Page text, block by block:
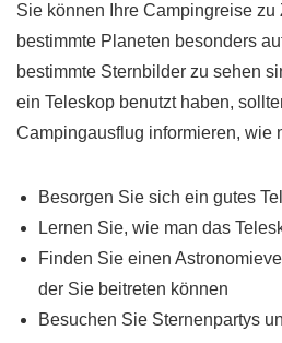
Sie können Ihre Campingreise
bestimmte Planeten besonders
bestimmte Sternbilder zu sehen
ein Teleskop benutzt haben,
Campingausflug informieren, wie
Besorgen Sie sich ein gutes
Lernen Sie, wie man das
Finden Sie einen
der Sie beitreten können
Besuchen Sie Sternenpartys